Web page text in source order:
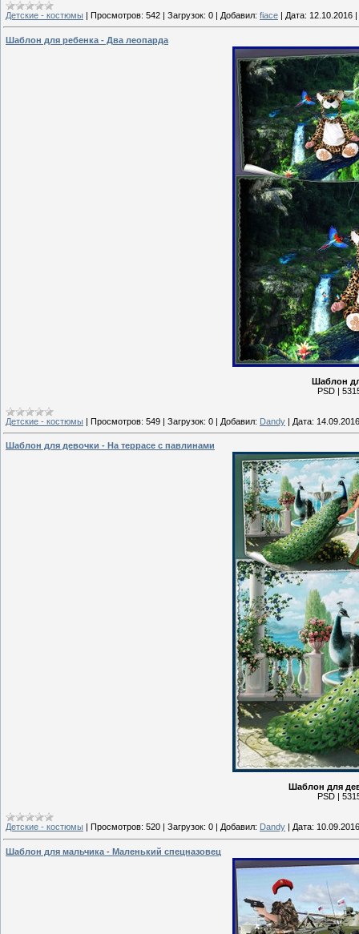
Детские - костюмы | Просмотров: 542 | Загрузок: 0 | Добавил: fiace | Дата: 12.10.2016 |
Шаблон для ребенка - Два леопарда
Шаблон
PSD |
Детские - костюмы | Просмотров: 549 | Загрузок: 0 | Добавил: Dandy | Дата: 14.09.2016
Шаблон для девочки - На террасе с павлинами
Шаблон для
PSD |
Детские - костюмы Просмотров: 520 Загрузок: 0 Добавил: Dandy Дата: 10.09.2016
Шаблон для мальчика - Маленький спецназовец